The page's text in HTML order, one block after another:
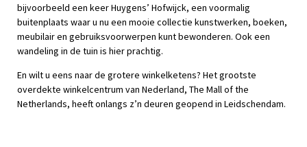
bijvoorbeeld een keer Huygens’ Hofwijck, een voormalig
buitenplaats waar u nu een mooie collectie kunstwerken, boeken,
meubilair en gebruiksvoorwerpen kunt bewonderen. Ook een
wandeling in de tuin is hier prachtig.
En wilt u eens naar de grotere winkelketens? Het grootste
overdekte winkelcentrum van Nederland, The Mall of the
Netherlands, heeft onlangs z’n deuren geopend in Leidschendam.